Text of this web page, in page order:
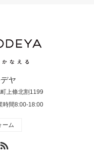
ヤ
上條北割1199
時間8:00-18:00
ーム